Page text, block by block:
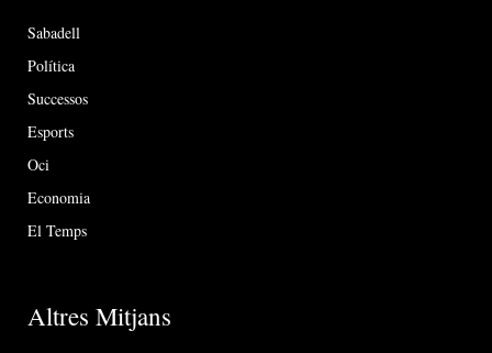
Sabadell
Política
Successos
Esports
Oci
Economia
El Temps
Altres Mitjans